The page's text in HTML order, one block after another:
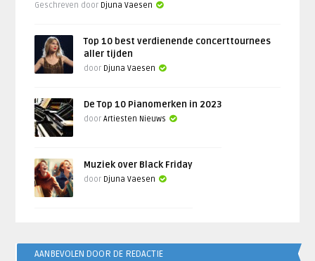
Geschreven door Djuna Vaesen
Top 10 best verdienende concerttournees
aller tijden
door Djuna Vaesen
De Top 10 Pianomerken in 2023
doorArtiesten Nieuws
Muziek over Black Friday
door Djuna Vaesen
AANBEVOLEN DOOR DE REDACTIE